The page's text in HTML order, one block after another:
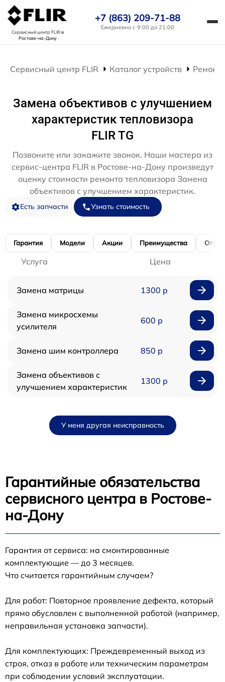
Сервисный центр FLIRв
Ростове-на-Дону
+7 (863) 209-71-88
Ежедневно с 9:00 до 21:00
Сервисный центр FLIR Каталог устройств Ремонт
Замена объективов с улучшением
характеристик тепловизора
FLIR TG
Позвоните или закажите звонок. Наши мастера из
сервис-центра FLIR в Ростове-на-Дону произведут
оценку стоимости ремонта тепловизора Замена
объективов с улучшением характеристик.
Есть запчасти Узнать стоимость
Гарантия Модели Акции Преимущества
Услуга Цена
Замена матрицы 1300 р
Замена микросхемы
усилителя
600 р
Замена шим контроллера 850 р
Замена объективов с
улучшением характеристик
1300 р
У меня другая неисправность
Гарантийные обязательства
сервисного центра в Ростове-
на-Дону
Гарантия от сервиса: на смонтированные
комплектующие — до 3 месяцев.
Что считается гарантийным случаем?
Для работ: Повторное проявление дефекта, который
прямо обусловлен с выполненной работой (например,
неправильная установка запчасти).
Для комплектующих: Преждевременный выход из
строя, отказ в работе или техническим параметрам
при соблюдении условий эксплуатации.